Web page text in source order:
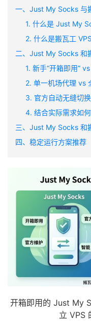
一、Just My Socks 与
1. 什么是 Just My
2. 什么是搬瓦工
二、Just My Socks 和
1. 新手“开箱即用”
2. 单一机场代理 vs
3. 官方自动无缝切
4. 结合实际需求如
三、Just My Socks 和
四、稳定运行方案推荐
开箱即用的 Just My
立 VPS